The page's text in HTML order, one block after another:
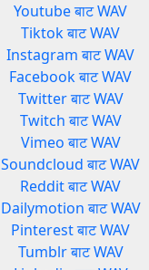
Youtube बाट WAV
Tiktok बाट WAV
Instagram बाट WAV
Facebook बाट WAV
Twitter बाट WAV
Twitch बाट WAV
Vimeo बाट WAV
Soundcloud बाट WAV
Reddit बाट WAV
Dailymotion बाट WAV
Pinterest बाट WAV
Tumblr बाट WAV